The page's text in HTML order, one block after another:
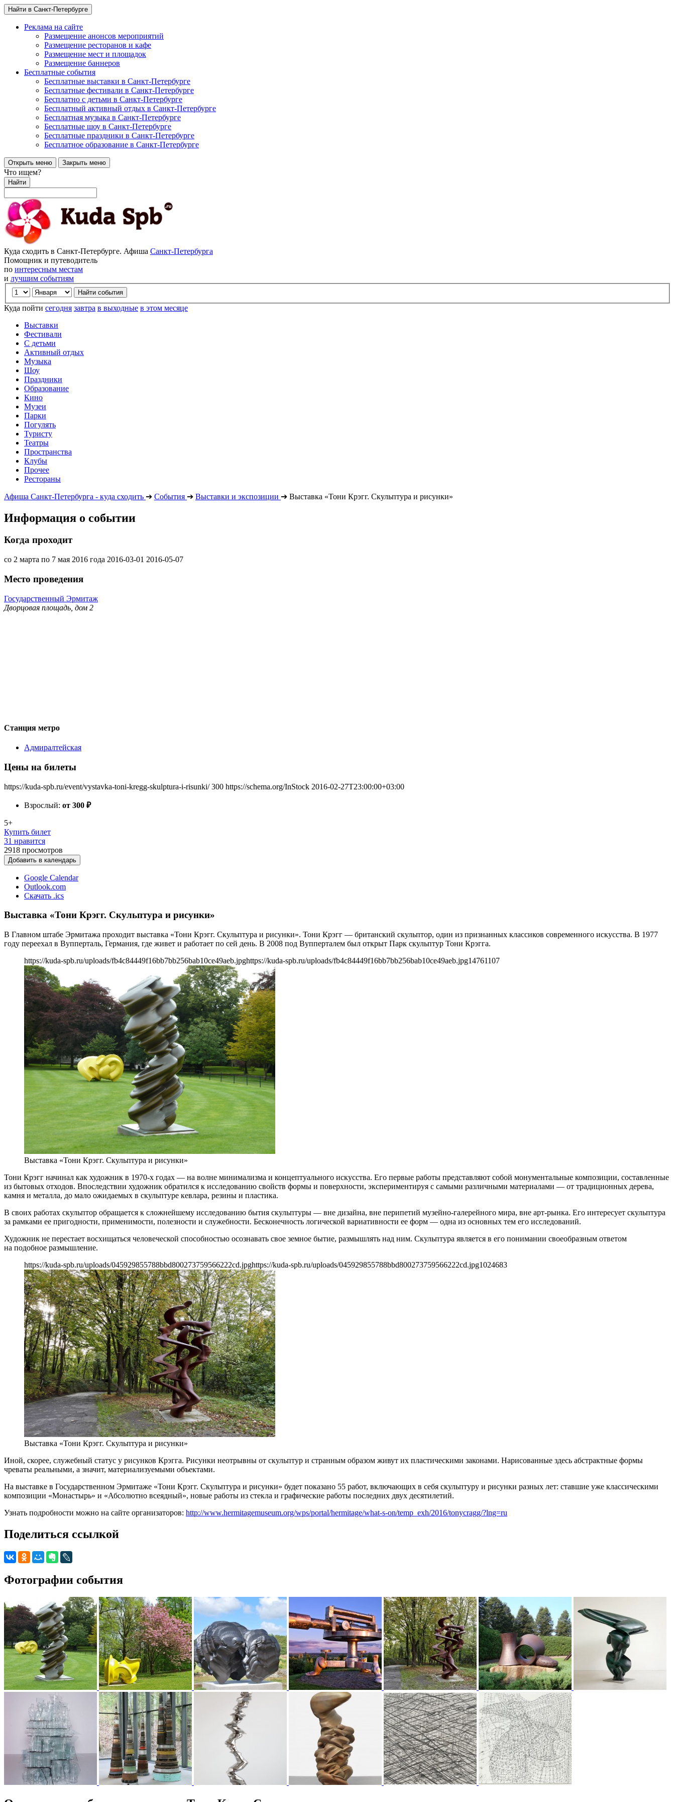
Найти в Санкт-Петербурге
Реклама на сайте
Размещение анонсов мероприятий
Размещение ресторанов и кафе
Размещение мест и площадок
Размещение баннеров
Бесплатные события
Бесплатные выставки в Санкт-Петербурге
Бесплатные фестивали в Санкт-Петербурге
Бесплатно с детьми в Санкт-Петербурге
Бесплатный активный отдых в Санкт-Петербурге
Бесплатная музыка в Санкт-Петербурге
Бесплатные шоу в Санкт-Петербурге
Бесплатные праздники в Санкт-Петербурге
Бесплатное образование в Санкт-Петербурге
Открыть меню Закрыть меню
Что ищем?
Найти
Куда сходить в Санкт-Петербурге. Афиша Санкт-Петербурга
Помощник и путеводитель
по интересным местам
и лучшим событиям
Куда пойти сегодня завтра в выходные в этом месяце
Выставки
Фестивали
С детьми
Активный отдых
Музыка
Шоу
Праздники
Образование
Кино
Музеи
Парки
Погулять
Туристу
Театры
Пространства
Клубы
Прочее
Рестораны
Афиша Санкт-Петербурга - куда сходить ➔ События ➔ Выставки и экспозиции ➔ Выставка «Тони Крэгг. Скульптура и рисунки»
Информация о событии
Когда проходит
со 2 марта по 7 мая 2016 года 2016-03-01 2016-05-07
Место проведения
Государственный Эрмитаж
Дворцовая площадь, дом 2
Станция метро
Адмиралтейская
Цены на билеты
https://kuda-spb.ru/event/vystavka-toni-kregg-skulptura-i-risunki/ 300 https://schema.org/InStock 2016-02-27T23:00:00+03:00
Взрослый: от 300 ₽
5+
Купить билет
31 нравится
2918 просмотров
Добавить в календарь
Google Calendar
Outlook.com
Скачать .ics
Выставка «Тони Крэгг. Скульптура и рисунки»
В Главном штабе Эрмитажа проходит выставка «Тони Крэгг. Скульптура и рисунки». Тони Крэгг — британский скульптор, один из признанных классиков современного искусства. В 1977
году переехал в Вупперталь, Германия, где живет и работает по сей день. В 2008 под Вупперталем был открыт Парк скульптур Тони Крэгга.
https://kuda-spb.ru/uploads/fb4c84449f16bb7bb256bab10ce49aeb.jpghttps://kuda-spb.ru/uploads/fb4c84449f16bb7bb256bab10ce49aeb.jpg14761107
Выставка «Тони Крэгг. Скульптура и рисунки»
Тони Крэгг начинал как художник в 1970-х годах — на волне минимализма и концептуального искусства. Его первые работы представляют собой монументальные композиции, составленные
из бытовых отходов. Впоследствии художник обратился к исследованию свойств формы и поверхности, экспериментируя с самыми различными материалами — от традиционных дерева,
камня и металла, до мало ожидаемых в скульптуре кевлара, резины и пластика.
В своих работах скульптор обращается к сложнейшему исследованию бытия скульптуры — вне дизайна, вне перипетий музейно-галерейного мира, вне арт-рынка. Его интересует скульптура
за рамками ее пригодности, применимости, полезности и служебности. Бесконечность логической вариативности ее форм — одна из основных тем его исследований.
Художник не перестает восхищаться человеческой способностью осознавать свое земное бытие, размышлять над ним. Скульптура является в его понимании своеобразным ответом
на подобное размышление.
https://kuda-spb.ru/uploads/045929855788bbd800273759566222cd.jpghttps://kuda-spb.ru/uploads/045929855788bbd800273759566222cd.jpg1024683
Выставка «Тони Крэгг. Скульптура и рисунки»
Иной, скорее, служебный статус у рисунков Крэгга. Рисунки неотрывны от скульптур и странным образом живут их пластическими законами. Нарисованные здесь абстрактные формы
чреваты реальными, а значит, материализуемыми объектами.
На выставке в Государственном Эрмитаже «Тони Крэгг. Скульптура и рисунки» будет показано 55 работ, включающих в себя скульптуру и рисунки разных лет: ставшие уже классическими
композиции «Монастырь» и «Абсолютно всеядный», новые работы из стекла и графические работы последних двух десятилетий.
Узнать подробности можно на сайте организаторов: http://www.hermitagemuseum.org/wps/portal/hermitage/what-s-on/temp_exh/2016/tonycragg/?lng=ru
Поделиться ссылкой
Фотографии события